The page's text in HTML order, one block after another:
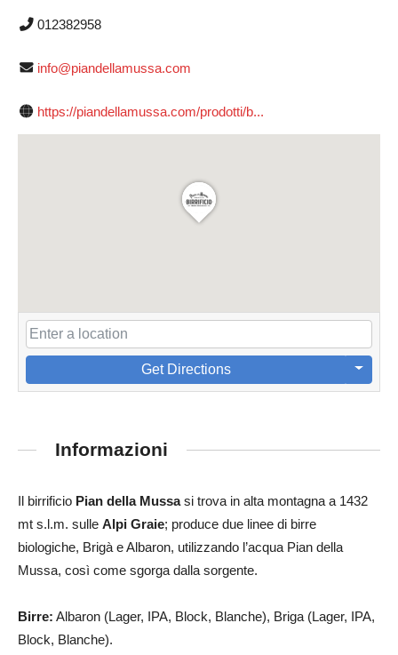
012382958
info@piandellamussa.com
https://piandellamussa.com/prodotti/b...
Get Directions
Informazioni
Il birrificio Pian della Mussasi trova in alta montagna a 1432
mt s.l.m. sulle Alpi Graie; produce due linee di birre
biologiche, Brigà e Albaron, utilizzando l’acqua Pian della
Mussa, così come sgorga dalla sorgente.
Birre: Albaron (Lager, IPA, Block, Blanche), Briga (Lager, IPA,
Block, Blanche).